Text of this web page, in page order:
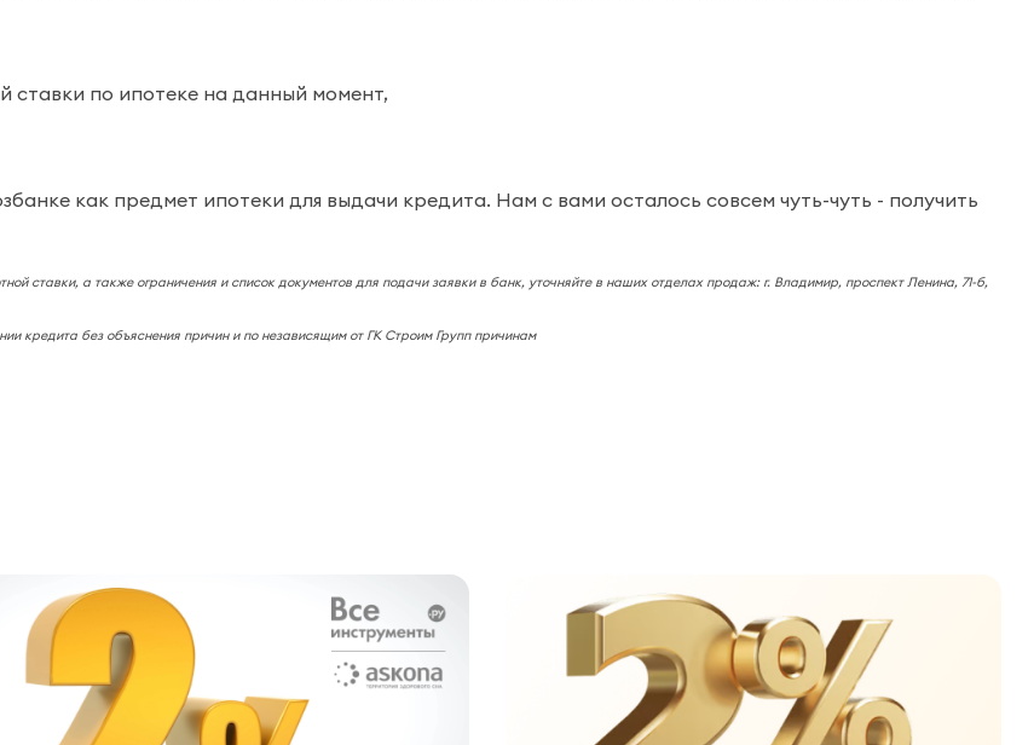
ставки по ипотеке на данный момент,
как предмет ипотеки для выдачи кредита. Нам с вами осталось совсем чуть-чуть - получить
ставки, а также ограничения и список документов для подачи заявки в банк, уточняйте в наших отделах продаж: г. Владимир, проспект Ленина, 71-б,
кредита без объяснения причин и по независящим от ГК Строим Групп причинам